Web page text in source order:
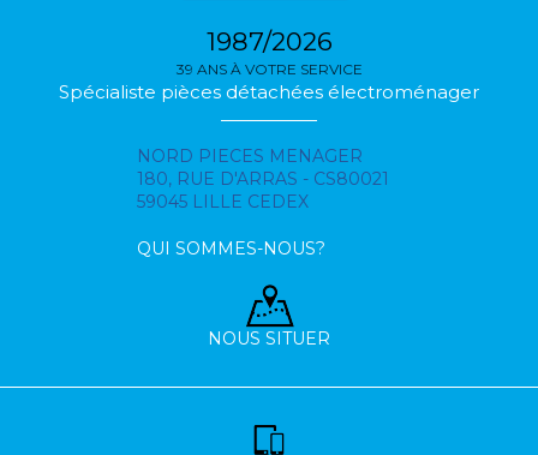
1987/2026
39 ANS À VOTRE SERVICE
Spécialiste pièces détachées électroménager
NORD PIECES MENAGER
180, RUE D'ARRAS - CS80021
59045 LILLE CEDEX
QUI SOMMES-NOUS?
NOUS SITUER